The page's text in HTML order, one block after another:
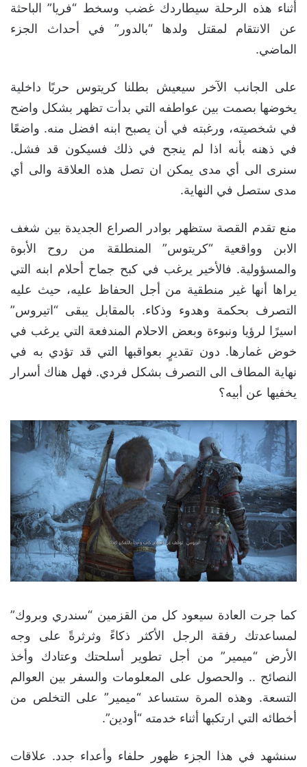
أثناء هذه الرحلة سيطاردك غضب وسخط “فريا” الباحثة
عن الانتقام لمقتل ولدها “بالدور” في أحداث الجزء
الماضي.
على الجانب الآخر سيعيش بطلنا كريتوس حربًا داخلية
يخوضها بصمت بين عواطفه التي بدأت تظهر بشكل واضح
في شخصيته، ورغبته في أن يصبح ابنه افضل منه. واضعًا
في ذهنه بأنه اذا لم ينجح في ذلك فسيكون قد فشل.
سنرى الى أي مدى يمكن ان تصل هذه العلاقة والى أي
مدى ستصل في النهاية.
منع تقدم القصة ستظهر بوادر الصراع الجديدة بين شغف
الابن وواقعية “كريتوس” المنطلقة من روح الأبوة
والمسؤولية. فالأخير يرغب في كبح جماح أحلام ابنه التي
يراها أنها غير منطقية من أجل الحفاظ عليه، حيث عليه
التصرف بحكمة وهدوء وذكاء. بالمقابل يبقى “اتيروس”
اسيرًا لرؤيا ونبوءة وبعض الاحلام المندفعة التي يرغب في
خوض غمارها. دون تقديرٍ بعواقبها التي قد تؤدي به في
نهاية المطاف الى التصرف بشكل فردي. فهل هناك أسرار
يخفيها عن أبيه؟
كما جرت العادة سيعود كل من القزمين “سندري وبروك”
لمساعدتك رفقة الرجل الأكثر ذكاءً وثرثرةً على وجه
الأرض “ميمير” من أجل تطوير أسلحتك وعتادك وأخذ
النصائح .. والحصول على المعلومات والسفر بين العوالم
التسعة. وهذه المرة ستساعد “ميمير” على التخلص من
أخطائه التي ارتكبها أثناء خدمته “أودين”.
سنشهد في هذا الجزء ظهور حلفاء وأعداء جدد. علاقات